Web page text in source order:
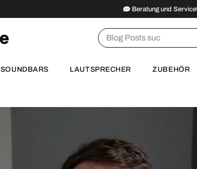
Beratung und Service
Suchen
SOUNDBARS LAUTSPRECHER ZUBEHÖR